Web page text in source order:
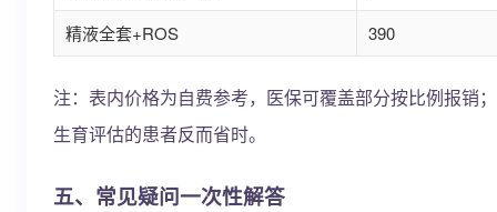
精液全套+ROS
390
注：表内价格为自费参考，医保可覆盖部分按比例报销
生育评估的患者反而省时。
五、常见疑问一次性解答